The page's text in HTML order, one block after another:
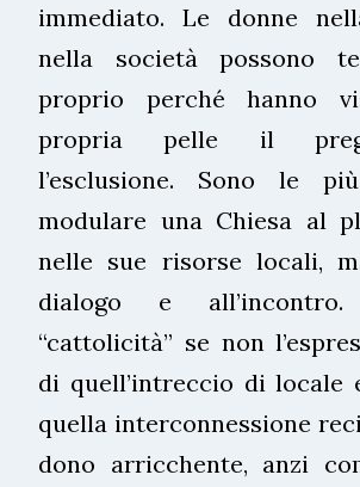
immediato. Le donne
nella società possono
proprio perché hanno
propria pelle il
l’esclusione. Sono le
modulare una Chiesa al
nelle sue risorse locali,
dialogo e
“cattolicità” se non
di quell’intreccio di locale
quella interconnessione
dono arricchente, anzi